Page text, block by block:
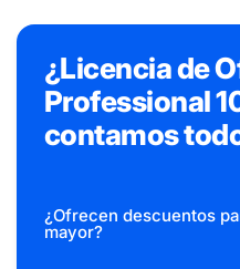
¿Licencia de
Professional
contamos
¿Ofrecen descuentos
mayor?